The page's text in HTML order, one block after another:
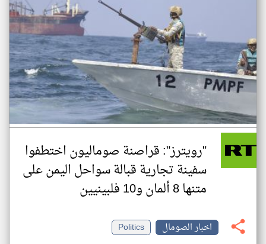
"رويترز": قراصنة صوماليون اختطفوا
سفينة تجارية قبالة سواحل اليمن على
متنها 8 ألمان و10 فلبينيين
اخبار الصومال
Politics